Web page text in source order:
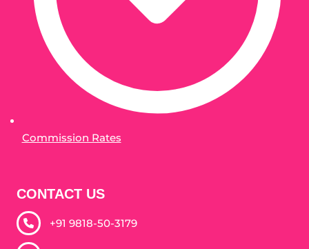
Commission Rates
CONTACT US
+91 9818-50-3179​